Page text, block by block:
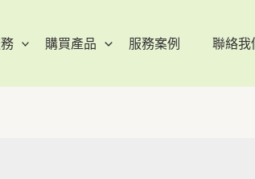
購買產品 服務案例 聯絡我